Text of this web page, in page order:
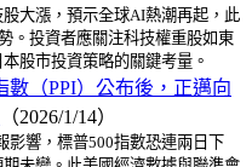
大漲，預示全球AI熱潮再起，此
。投資者應關注科技權重股如東
股市投資策略的關鍵考量。
數（PPI）公布後，正邁向
（2026/1/14）
影響，標普500指數恐連兩日下